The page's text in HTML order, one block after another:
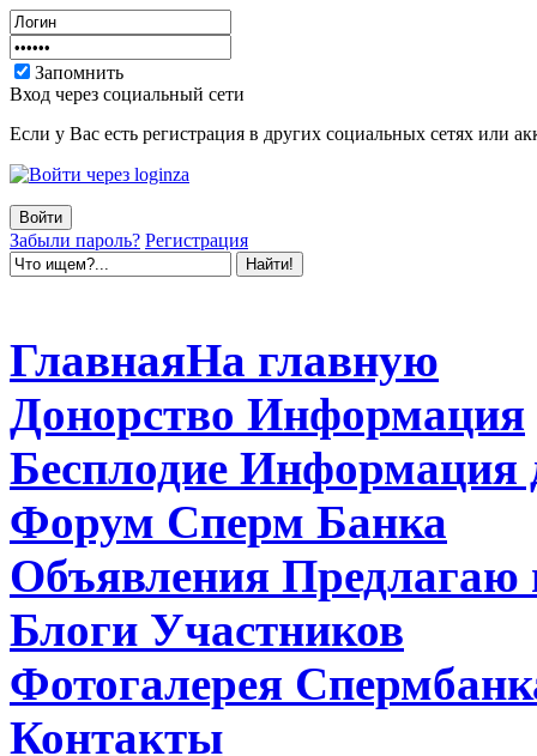
Запомнить
Вход через социальный сети
Если у Вас есть регистрация в других социальных сетях или
Забыли пароль? Регистрация
ГлавнаяНа главную
Донорство Информация
Бесплодие
Форум Сперм Банка
Объявления Предлагаю
Блоги Участников
Фотогалерея
Контакты